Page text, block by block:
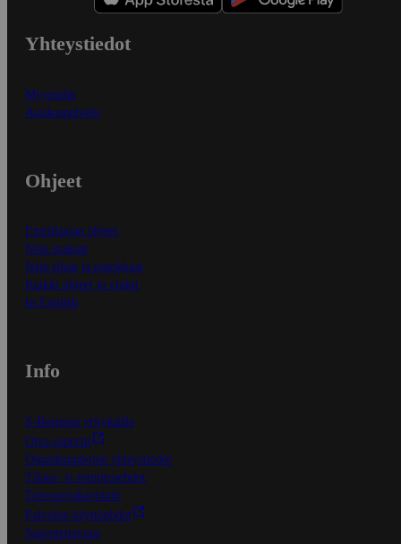
Yhteystiedot
Myymälät
Asiakaspalvelu
Ohjeet
Ensitilaajan ohjeet
Näin maksat
Näin tilaat ja muokkaat
Kaikki ohjeet ja vinkit
In English
Info
S-Business yrityksille
Oiva-raportit
Osuuskauppojen yhteystiedot
Tilaus- ja toimitusehdot
Tietosuojakäytäntö
Palvelun käyttöehdot
Saavutettavuus